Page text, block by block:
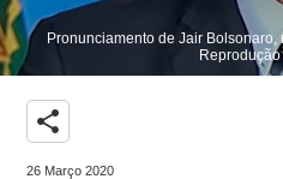
Pronunciamento de Jair
Reprodução
share
26 Março 2020